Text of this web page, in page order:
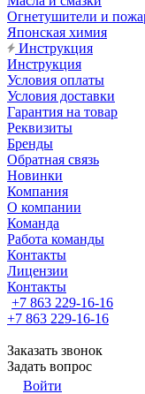
Огнетушители и
Японская химия
Инструкция
Инструкция
Условия оплаты
Условия доставки
Гарантия на товар
Реквизиты
Бренды
Обратная связь
Новинки
Компания
О компании
Команда
Работа команды
Контакты
Лицензии
Контакты
+7 863 229-16-16
+7 863 229-16-16
Заказать звонок
Задать вопрос
Войти